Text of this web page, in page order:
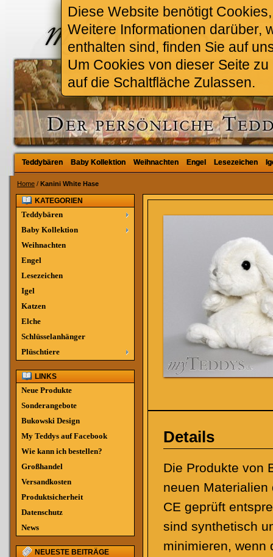
Teddybären Baby Kollektion Weihnachten Engel Lesezeichen
Teddybären Baby Kollektion Weihnachten Engel Lesezeichen
Home / Kanini White Hase
Details
Die Produkte von
neuen
CE geprüft
sind synthetisch
minimieren, wenn
KATEGORIEN
Teddybären
Baby Kollektion
Weihnachten
Engel
Lesezeichen
Igel
Katzen
Elche
Schlüsselanhänger
Plüschtiere
LINKS
Neue Produkte
Sonderangebote
Bukowski Design
My Teddys auf Facebook
Wie kann ich bestellen?
Großhandel
Versandkosten
Produktsicherheit
Datenschutz
News
NEUESTE BEITRÄGE
Diese Website benötigt
Weitere Informationen darüber,
enthalten sind, finden Sie auf
Um Cookies von dieser Seite
auf die Schaltfläche Zulassen.